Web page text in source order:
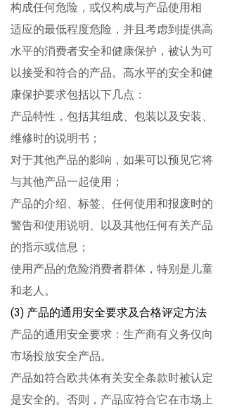
构成任何危险，或仅构成与产品使用相
适应的最低程度危险，并且考虑到提供高
水平的消费者安全和健康保护，被认为可
以接受和符合的产品。高水平的安全和健
康保护要求包括以下几点：
产品特性，包括其组成、包装以及安装、
维修时的说明书；
对于其他产品的影响，如果可以预见它将
与其他产品一起使用；
产品的介绍、标签、任何使用和报废时的
警告和使用说明、以及其他任何有关产品
的指示或信息；
使用产品的危险消费者群体，特别是儿童
和老人。
(3) 产品的通用安全要求及合格评定方法
产品的通用安全要求：生产商有义务仅向
市场投放安全产品。
产品如符合欧共体有关安全条款时被认定
是安全的。否则，产品应符合它在市场上